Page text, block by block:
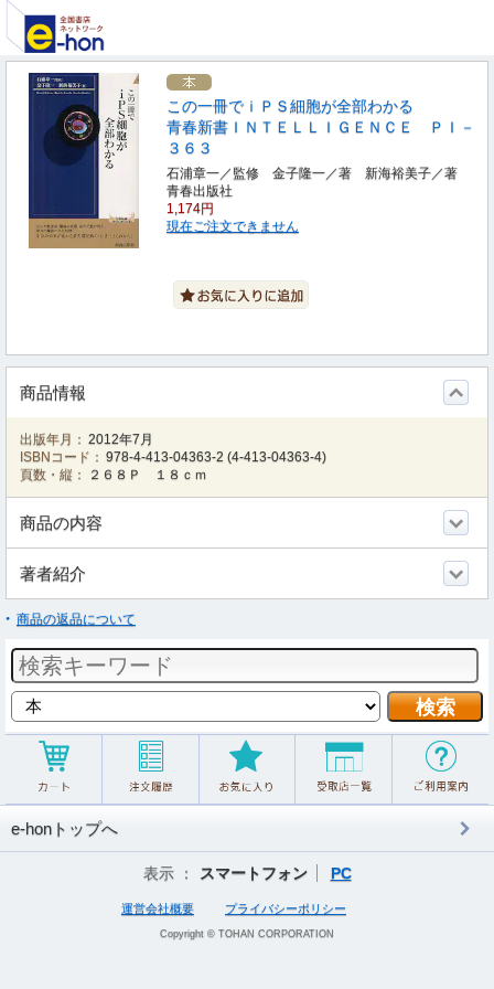
この一冊でｉＰＳ細胞が全部わかる
青春新書ＩＮＴＥＬＬＩＧＥＮＣＥ ＰＩ－
３６３
石浦章一／監修 金子隆一／著 新海裕美子／著
青春出版社
1,174円
現在ご注文できません
商品情報
出版年月： 2012年7月
ISBNコード： 978-4-413-04363-2 (4-413-04363-4)
頁数・縦：
２６８Ｐ １８ｃｍ
商品の内容
著者紹介
商品の返品について
e-honトップへ
表示 ： スマートフォン PC
運営会社概要 プライバシーポリシー
Copyright © TOHAN CORPORATION